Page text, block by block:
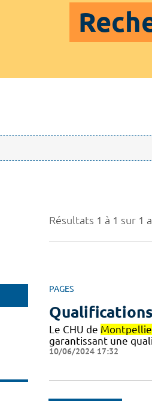
Résultats 1 à 1 sur 1
PAGES
Le CHU de
garantissant une
10/06/2024 17:32